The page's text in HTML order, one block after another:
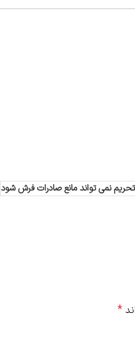
تحریم نمی تواند مانع صادرات فرش شود
*